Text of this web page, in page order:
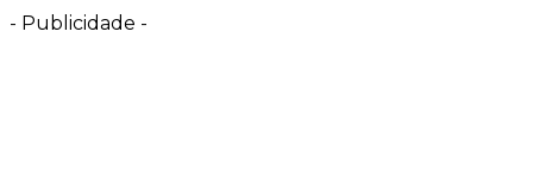
- Publicidade -